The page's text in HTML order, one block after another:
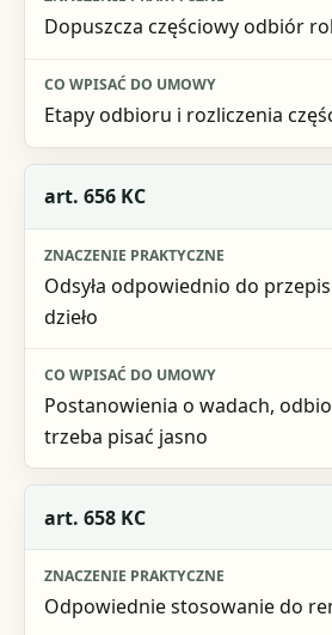
Dopuszcza częściowy odbiór
Etapy odbioru i rozliczenia
art. 656 KC
Odsyła odpowiednio do
dzieło
Postanowienia o wadach,
trzeba pisać jasno
art. 658 KC
Odpowiednie stosowanie do